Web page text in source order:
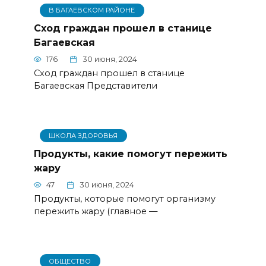
В БАГАЕВСКОМ РАЙОНЕ
Сход граждан прошел в станице
Багаевская
176 30 июня, 2024
Сход граждан прошел в станице
Багаевская Представители
ШКОЛА ЗДОРОВЬЯ
Продукты, какие помогут пережить
жару
47 30 июня, 2024
Продукты, которые помогут организму
пережить жару (главное —
ОБЩЕСТВО